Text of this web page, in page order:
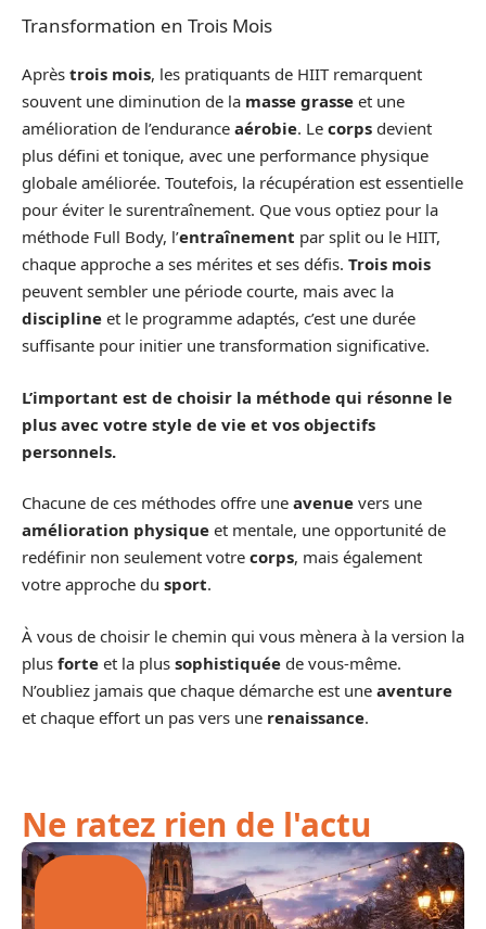
Transformation en Trois Mois
Après trois mois, les pratiquants de HIIT remarquent
souvent une diminution de la masse grasse et une
amélioration de l’endurance aérobie. Le corps devient
plus défini et tonique, avec une performance physique
globale améliorée. Toutefois, la récupération est essentielle
pour éviter le surentraînement. Que vous optiez pour la
méthode Full Body, l’entraînement par split ou le HIIT,
chaque approche a ses mérites et ses défis. Trois mois
peuvent sembler une période courte, mais avec la
discipline et le programme adaptés, c’est une durée
suffisante pour initier une transformation significative.
L’important est de choisir la méthode qui résonne le
plus avec votre style de vie et vos objectifs
personnels.
Chacune de ces méthodes offre une avenue vers une
amélioration physique et mentale, une opportunité de
redéfinir non seulement votre corps, mais également
votre approche du sport.
À vous de choisir le chemin qui vous mènera à la version la
plus forte et la plus sophistiquée de vous-même.
N’oubliez jamais que chaque démarche est une aventure
et chaque effort un pas vers une renaissance.
Ne ratez rien de l'actu